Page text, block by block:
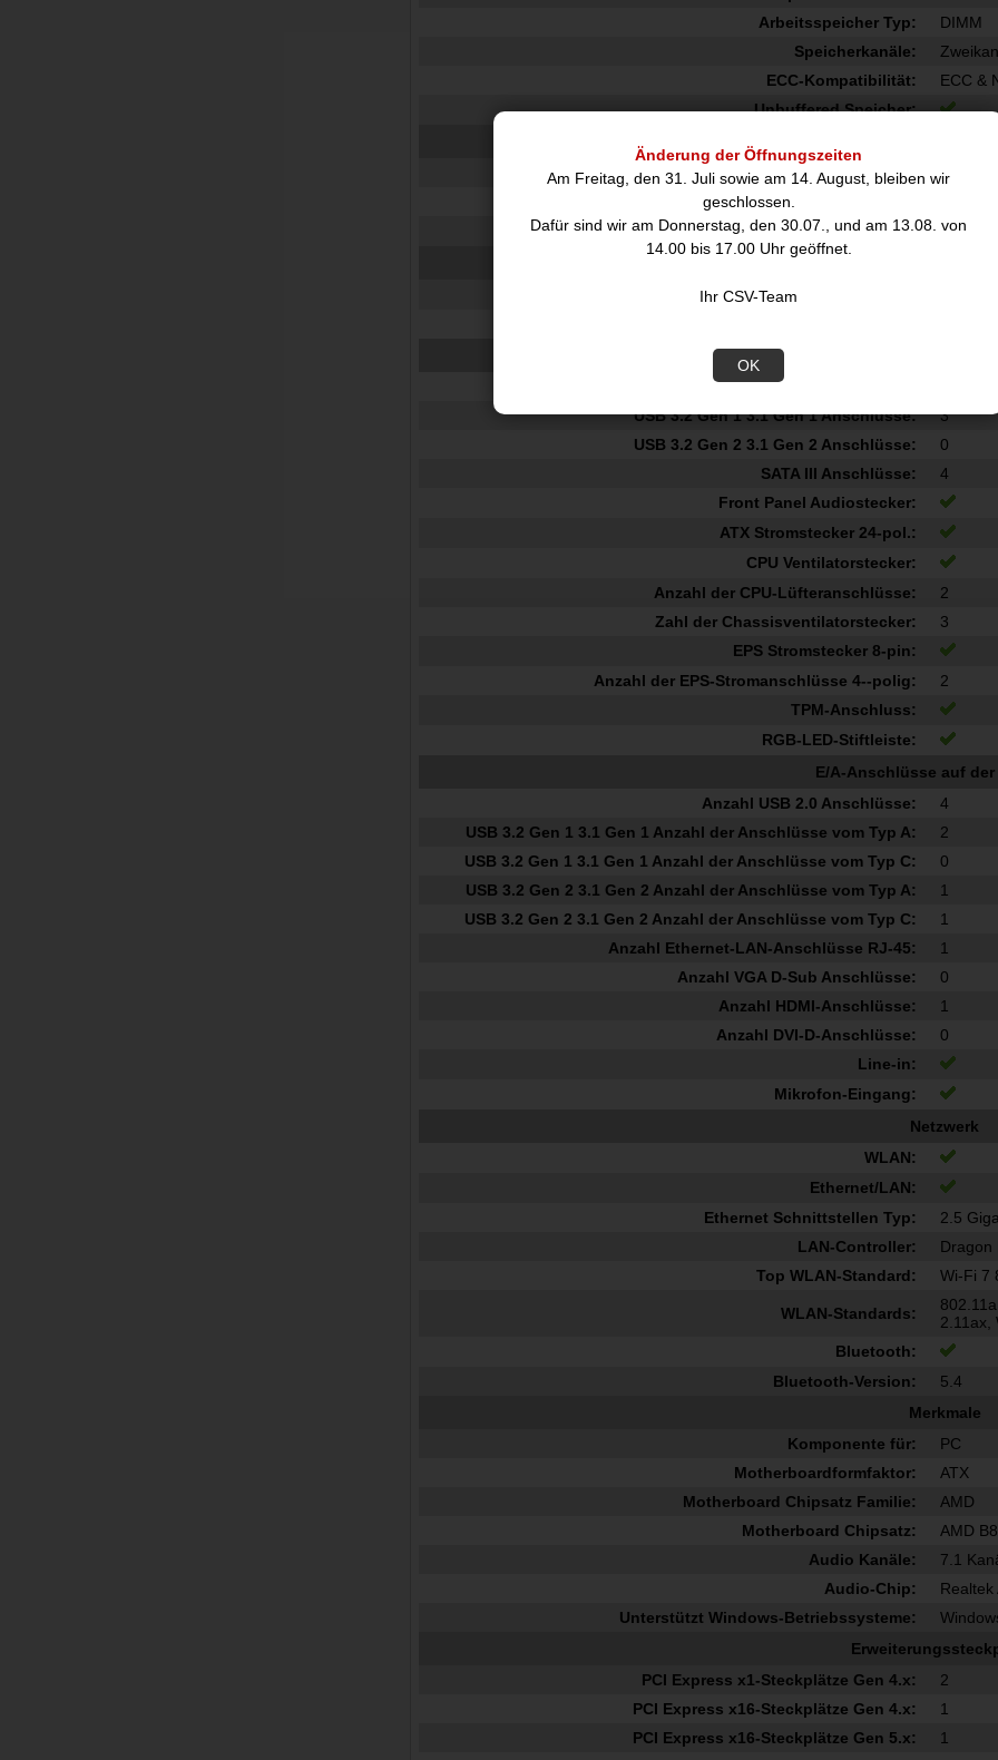
Änderung der Öffnungszeiten
Am Freitag, den 31. Juli sowie am 14. August, bleiben wir
geschlossen.
Dafür sind wir am Donnerstag, den 30.07., und am 13.08. von
14.00 bis 17.00 Uhr geöffnet.
Ihr CSV-Team
OK
Arbeitsspeicher Typ:
DIMM
Speicherkanäle:
ECC-Kompatibilität:
ECC &
Unbuffered Speicher:
Speicher-
Unterstützte Speicherlaufwerk-Schnittstellen:
M.2,
Anzahl der unterstützten Speicherlaufwerke:
RAID-Unterstützung:
Interne E/A-
Anzahl USB 2.0 Schnittstellen:
USB 3.2 Gen 1 3.1 Gen 1 Anschlüsse:
3
USB 3.2 Gen 2 3.1 Gen 2 Anschlüsse:
0
SATA III Anschlüsse:
4
Front Panel Audiostecker:
ATX Stromstecker 24-pol.:
CPU Ventilatorstecker:
Anzahl der CPU-Lüfteranschlüsse:
2
Zahl der Chassisventilatorstecker:
3
EPS Stromstecker 8-pin:
Anzahl der EPS-Stromanschlüsse 4--polig:
2
TPM-Anschluss:
RGB-LED-Stiftleiste:
E/A-Anschlüsse auf
Anzahl USB 2.0 Anschlüsse:
4
USB 3.2 Gen 1 3.1 Gen 1 Anzahl der Anschlüsse vom Typ A:
2
USB 3.2 Gen 1 3.1 Gen 1 Anzahl der Anschlüsse vom Typ C:
0
USB 3.2 Gen 2 3.1 Gen 2 Anzahl der Anschlüsse vom Typ A:
1
USB 3.2 Gen 2 3.1 Gen 2 Anzahl der Anschlüsse vom Typ C:
1
Anzahl Ethernet-LAN-Anschlüsse RJ-45:
1
Anzahl VGA D-Sub Anschlüsse:
0
Anzahl HDMI-Anschlüsse:
1
Anzahl DVI-D-Anschlüsse:
0
Line-in:
Mikrofon-Eingang:
Netzwerk
WLAN:
Ethernet/LAN:
Ethernet Schnittstellen Typ:
2.5
LAN-Controller:
Dragon
Top WLAN-Standard:
Wi-Fi 7
WLAN-Standards:
2.11ax,
Bluetooth:
Bluetooth-Version:
5.4
Merkmale
Komponente für:
PC
Motherboardformfaktor:
ATX
Motherboard Chipsatz Familie:
AMD
Motherboard Chipsatz:
AMD
Audio Kanäle:
7.1
Audio-Chip:
Realtek
Unterstützt Windows-Betriebssysteme:
PCI Express x1-Steckplätze Gen 4.x:
2
PCI Express x16-Steckplätze Gen 4.x:
1
PCI Express x16-Steckplätze Gen 5.x:
1